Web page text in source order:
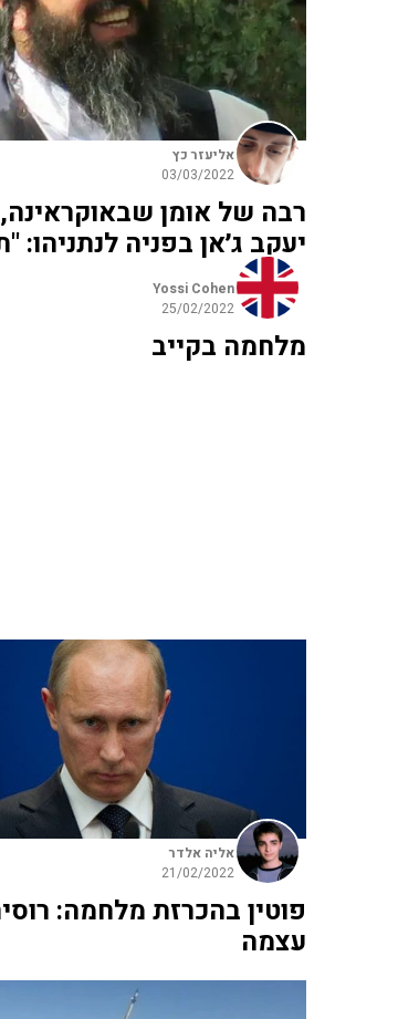
אליעזר כץ
03/03/2022
רבה של אומן
יעקב ג׳אן בפניה לנתניהו:
Yossi Cohen
25/02/2022
מלחמה בקייב
אליה אלדר
21/02/2022
פוטין בהכרזת מלחמה:
עצמה